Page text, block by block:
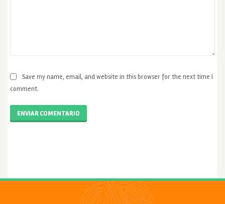
Save my name, email, and website in this browser for the next time I
comment.
ENVIAR COMENTARIO